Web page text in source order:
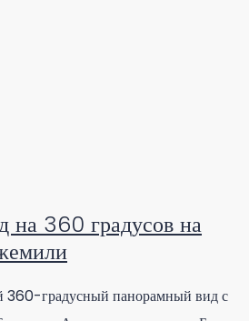
на 360 градусов на
360-градусный панорамный вид с